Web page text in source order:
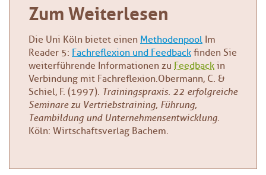
Zum Weiterlesen
Die Uni Köln bietet einen Methodenpool Im
Reader 5: Fachreflexion und Feedback finden Sie
weiterführende Informationen zu Feedback in
Verbindung mit Fachreflexion.Obermann, C. &
Schiel, F. (1997). Trainingspraxis. 22 erfolgreiche
Seminare zu Vertriebstraining, Führung,
Teambildung und Unternehmensentwicklung.
Köln: Wirtschaftsverlag Bachem.